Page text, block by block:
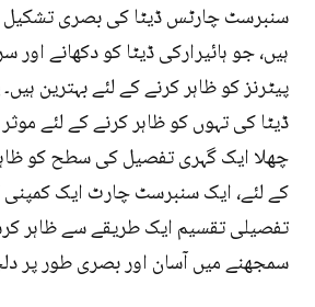
سنبرسٹ چارٹس ڈیٹا کی بصری تشکیل
ہیں، جو ہائیرارکی ڈیٹا کو دکھانے اور
پیٹرنز کو ظاہر کرنے کے لئے بہترین
ڈیٹا کی تہوں کو ظاہر کرنے کے لئے
چھلا ایک گہری تفصیل کی سطح کو ظاہر
کے لئے، ایک سنبرسٹ چارٹ ایک کمپنی
تفصیلی تقسیم ایک طریقے سے ظاہر
سمجھنے میں آسان اور بصری طور پر